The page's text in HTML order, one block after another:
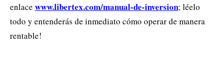
enlace www.libertex.com/manual-de-inversion; léelo
todo y entenderás de inmediato cómo operar de manera
rentable!